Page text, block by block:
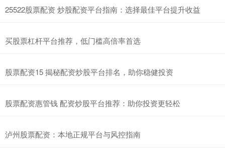
25522股票配资 炒股配资平台指南：选择最佳平台提升收益
买股票杠杆平台推荐，低门槛高倍率首选
股票配资15 揭秘配资炒股平台排名，助你稳健投资
股票配资惠管钱 配资炒股平台推荐：助你投资更轻松
泸州股票配资：本地正规平台与风控指南